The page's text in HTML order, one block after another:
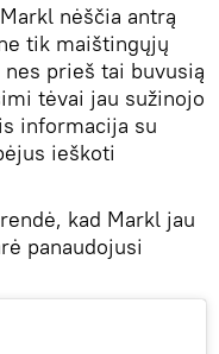
nėščia antrą
tik maištingųjų
prieš tai buvusią
tėvai jau sužinojo
informacija su
ieškoti
kad Markl jau
panaudojusi